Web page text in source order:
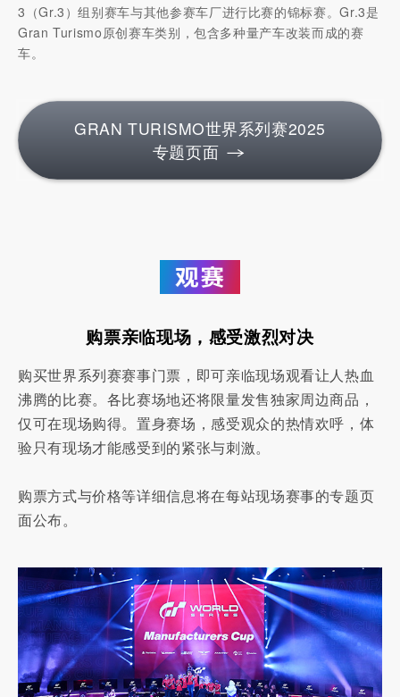
3（Gr.3）组别赛车与其他参赛车厂进行比赛的锦标赛。Gr.3是
Gran Turismo原创赛车类别，包含多种量产车改装而成的赛
车。
GRAN TURISMO世界系列赛2025
专题页面
购票亲临现场，感受激烈对决
购买世界系列赛赛事门票，即可亲临现场观看让人热血
沸腾的比赛。各比赛场地还将限量发售独家周边商品，
仅可在现场购得。置身赛场，感受观众的热情欢呼，体
验只有现场才能感受到的紧张与刺激。
购票方式与价格等详细信息将在每站现场赛事的专题页
面公布。